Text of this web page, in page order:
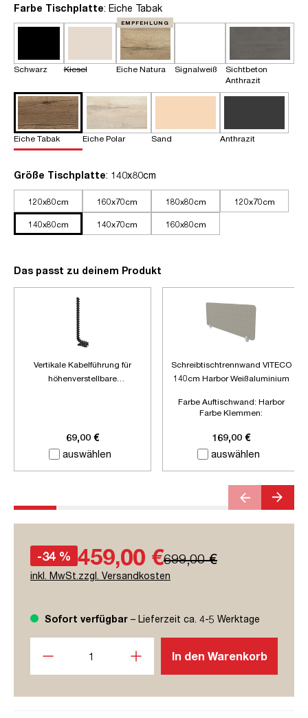
Farbe Tischplatteauswählen
: Eiche Tabak
Schwarz Kiesel Eiche Natura
EMPFEHLUNG
Signalweiß
Sichtbeton
Anthrazit
Eiche Tabak Eiche Polar Sand Anthrazit
Größe Tischplatteauswählen
: 140x80cm
120x80cm 160x70cm 180x80cm 120x70cm
140x80cm 140x70cm 160x80cm
Das passt zu deinem Produkt
auswählen
Vertikale Kabelführung für
höhenverstellbare
69,00 €
auswählen
Schreibtischtrennwand VITECO
140cm Harbor Weißaluminium
Farbe Auftischwand: Harbor
Farbe Klemmen:
Länge: 1400mm
169,00 €
-34 % 459,00 €699,00 €
inkl. MwSt.zzgl. Versandkosten
Sofort verfügbar – Lieferzeit ca. 4-5 Werktage
In den Warenkorb